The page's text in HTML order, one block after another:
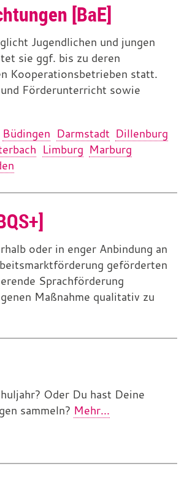
[BaE]
Jugendlichen und jungen
sie ggf. bis zu deren
Kooperationsbetrieben statt.
Förderunterricht sowie
Büdingen Darmstadt Dillenburg
Limburg Marburg
oder in enger Anbindung an
geförderten
Sprachförderung
Maßnahme qualitativ zu
Oder Du hast Deine
sammeln? Mehr...